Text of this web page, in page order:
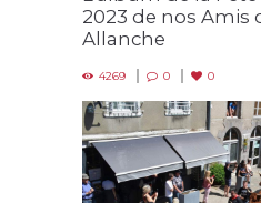
2023 de nos Amis
Allanche
4269 0 0